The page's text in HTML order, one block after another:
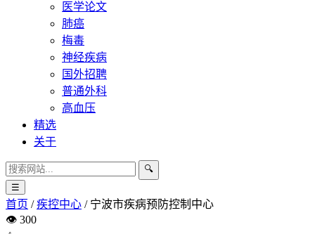
医学论文
肺癌
梅毒
神经疾病
国外招聘
普通外科
高血压
精选
关于
🔍
☰
首页 / 疾控中心 / 宁波市疾病预防控制中心
👁️ 300